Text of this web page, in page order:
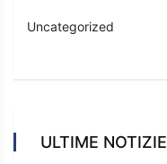
Uncategorized
ULTIME NOTIZIE